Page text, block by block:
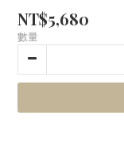
NT$5,680
數量